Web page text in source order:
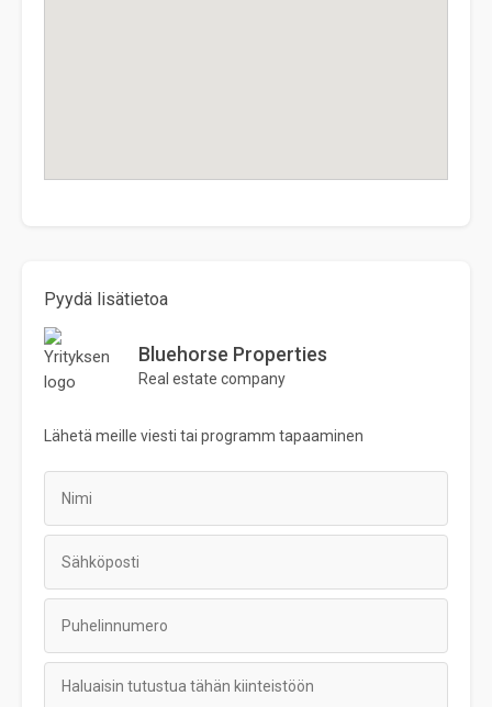
Pyydä lisätietoa
Bluehorse Properties
Real estate company
Lähetä meille viesti tai programm tapaaminen